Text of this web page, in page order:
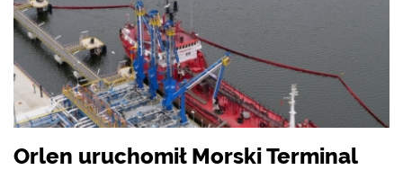
Orlen uruchomił Morski Terminal